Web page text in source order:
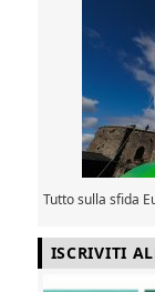
Tutto sulla sfida
ISCRIVITI